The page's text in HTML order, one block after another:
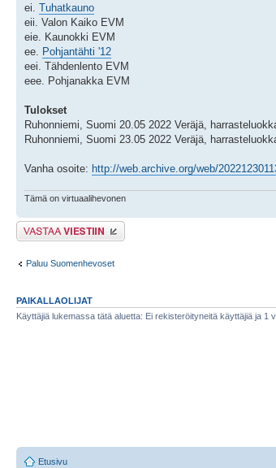
ei. Tuhatkauno
eii. Valon Kaiko EVM
eie. Kaunokki EVM
ee. Pohjantähti '12
eei. Tähdenlento EVM
eee. Pohjanakka EVM
Tulokset
Ruhonniemi, Suomi 20.05 2022 Veräjä,
Ruhonniemi, Suomi 23.05 2022 Veräjä,
Vanha osoite: http://web.archive.org/web/
Tämä on virtuaalihevonen
Lähetä vastaus
Paluu Suomenhevoset
PAIKALLAOLIJAT
Käyttäjiä lukemassa tätä aluetta: Ei rekisteröityneitä käyttäjiä ja 1
Etusivu